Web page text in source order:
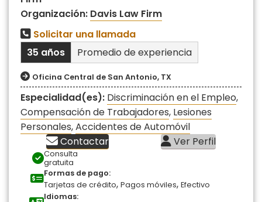
Organización: Davis Law Firm
Solicitar una llamada
35 años
Promedio de experiencia
Oficina Central de San Antonio, TX
Especialidad(es): Discriminación en el Empleo,
Compensación de Trabajadores, Lesiones
Personales,Accidentes de Automóvil
Contactar
Ver Perfil
Consulta
gratuita
Formas de pago:
Tarjetas de crédito, Pagos móviles, Efectivo
Idiomas: